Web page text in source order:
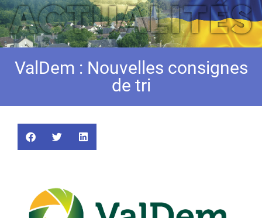
ValDem : Nouvelles consignes
de tri